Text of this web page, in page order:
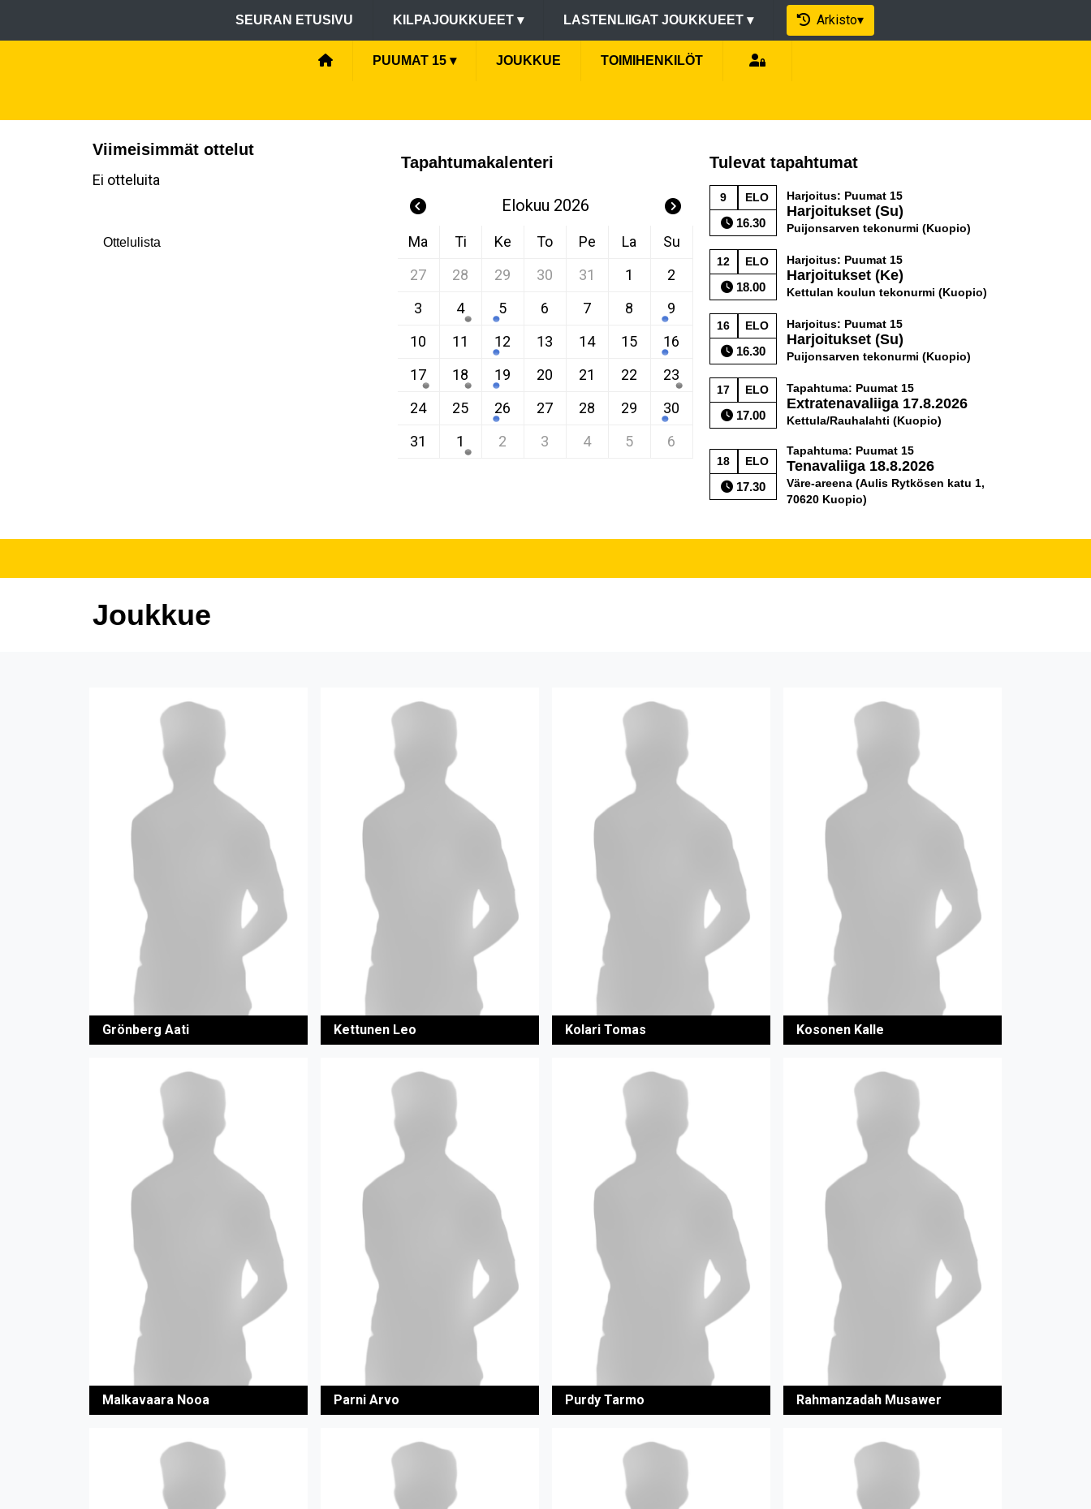
SEURAN ETUSIVU KILPAJOUKKUEET ▾ LASTENLIIGAT JOUKKUEET ▾ Arkisto▾
PUUMAT 15 ▾ JOUKKUE TOIMIHENKILÖT
Viimeisimmät ottelut
Ei otteluita
Ottelulista
Tapahtumakalenteri
Elokuu 2026
Ma Ti Ke To Pe La
Su
27
28 29 30 31 1
2
3
4 5 6 7 8
9
10
11 12 13 14 15
16
17
18 19 20 21 22
23
24
25 26 27 28 29
30
31
1 2 3 4 5 6
Tulevat tapahtumat
9 ELO
16.30
Harjoitus: Puumat 15
Harjoitukset (Su)
Puijonsarven tekonurmi (Kuopio)
12 ELO
18.00
Harjoitus: Puumat 15
Harjoitukset (Ke)
Kettulan koulun tekonurmi (Kuopio)
16 ELO
16.30
Harjoitus: Puumat 15
Harjoitukset (Su)
Puijonsarven tekonurmi (Kuopio)
17 ELO
17.00
Tapahtuma: Puumat 15
Extratenavaliiga 17.8.2026
Kettula/Rauhalahti (Kuopio)
18 ELO
17.30
Tapahtuma: Puumat 15
Tenavaliiga 18.8.2026
Väre-areena (Aulis Rytkösen katu 1,
70620 Kuopio)
Joukkue
Grönberg Aati Kettunen Leo Kolari Tomas Kosonen Kalle
Malkavaara Nooa Parni Arvo Purdy Tarmo Rahmanzadah Musawer